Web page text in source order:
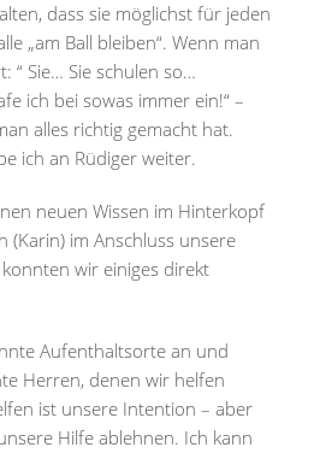
dass sie möglichst für jeden
„am Ball bleiben“. Wenn man
“ Sie… Sie schulen so…
ich bei sowas immer ein!“ –
alles richtig gemacht hat.
ich an Rüdiger weiter.
neuen Wissen im Hinterkopf
(Karin) im Anschluss unsere
wir einiges direkt
Aufenthaltsorte an und
Herren, denen wir helfen
ist unsere Intention – aber
Hilfe ablehnen. Ich kann